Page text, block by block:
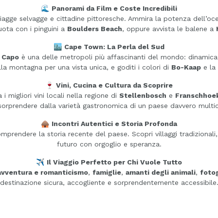
🌊 Panorami da Film e Coste Incredibili
selvagge e cittadine pittoresche. Ammira la potenza
con i pinguini a Boulders Beach, oppure avvista le balene a
🏙️ Cape Town: La Perla del Sud
è una delle metropoli più affascinanti del mondo:
montagna per una vista unica, e goditi i colori di Bo-Kaape la
🍷 Vini, Cucina e Cultura da Scoprire
i migliori vini locali nella regione di Stellenbosch e
dalla varietà gastronomica di un paese davvero
🛖 Incontri Autentici e Storia Profonda
la storia recente del paese. Scopri villaggi
futuro con orgoglio e speranza.
✈️ Il Viaggio Perfetto per Chi Vuole Tutto
e romanticismo, famiglie, amanti degli animali,
destinazione sicura, accogliente e sorprendentemente accessibile.